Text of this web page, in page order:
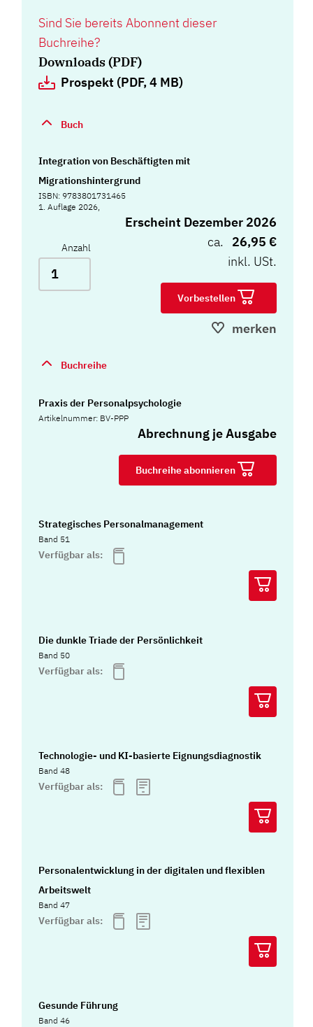
Sind Sie bereits Abonnent dieser
Buchreihe?
Downloads (PDF)
Prospekt (PDF, 4 MB)
Buch
Integration von Beschäftigten mit
Migrationshintergrund
ISBN: 9783801731465
1. Auflage 2026,
Erscheint Dezember 2026
Anzahl ca.
26,95 €
inkl. USt.
Vorbestellen
merken
Buchreihe
Praxis der Personalpsychologie
Artikelnummer: BV-PPP
Abrechnung je Ausgabe
Buchreihe abonnieren
Strategisches Personalmanagement
Band 51
Verfügbar als:
Die dunkle Triade der Persönlichkeit
Band 50
Verfügbar als:
Technologie- und KI-basierte Eignungsdiagnostik
Band 48
Verfügbar als:
Personalentwicklung in der digitalen und flexiblen
Arbeitswelt
Band 47
Verfügbar als:
Gesunde Führung
Band 46